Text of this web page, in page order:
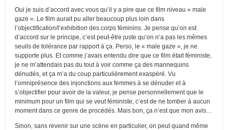
Oui je suis d’accord avec vous qu’il y a pire que ce film niveau « male
gaze ». Le film aurait pu aller beaucoup plus loin dans
l’objectification/l’exhibition des corps féminins. Je pense qu’on est
d’accord sur le principe, c’est peut-être juste qu’on n’a pas les mêmes
seuils de tolérance par rapport à ça. Perso, le « male gaze », je ne
supporte plus. Et comme j’avais entendu dire que ce film était féministe,
je ne m’attendais pas du tout à voir comme ça des mannequins
dénudés, et ça m’a du coup particulièrement exaspéré. Vu
l’omniprésence des injonctions aux femmes à se dénuder et à
s’objectifier pour avoir de la valeur, je pense personnellement que le
minimum pour un film qui se veut féministe, c’est de ne tomber à aucun
moment dans ce genre de procédés. Mais bon, ça n’est que mon avis…
Sinon, sans revenir sur une scène en particulier, on peut quand même